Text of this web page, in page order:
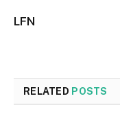
LFN
RELATED POSTS